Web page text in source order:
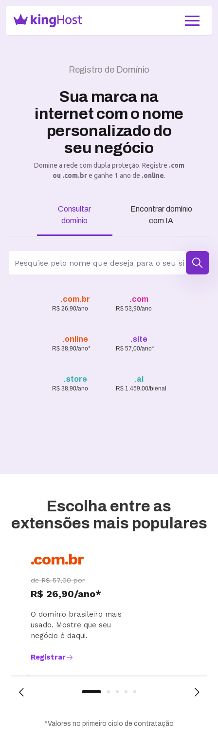
Registro de Domínio
Sua marca na
internet com o nome
personalizado do
seu negócio
Domine a rede com dupla proteção. Registre .com
ou .com.bre ganhe 1 ano de .online.
Consultar
domínio
Encontrar domínio
com IA
.com.br
R$ 26,90/ano
.com
R$ 53,90/ano
.online
R$ 38,90/ano*
.site
R$ 57,00/ano*
.store
R$ 38,90/ano
.ai
R$ 1.459,00/bienal
Escolha entre as
extensões mais populares
.com.br
de R$ 57,00 por
R$ 26,90/ano*
O domínio brasileiro mais
usado. Mostre que seu
negócio é daqui.
Registrar
*Valores no primeiro ciclo de contratação